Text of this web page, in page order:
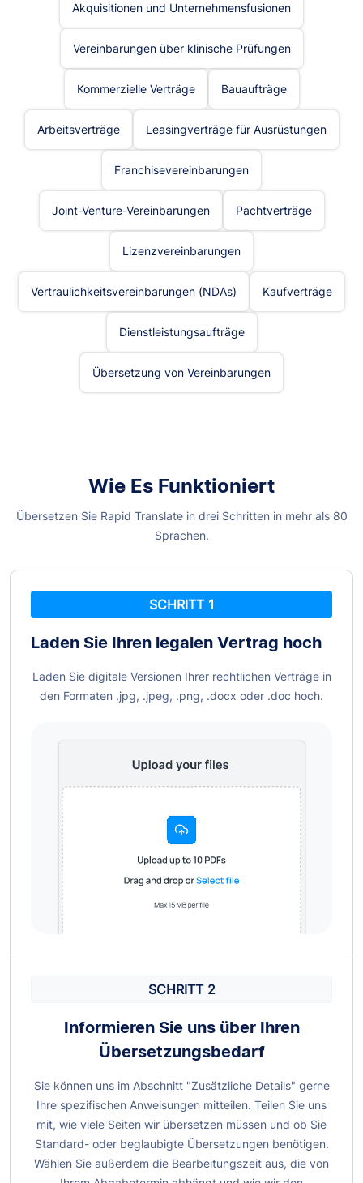
Akquisitionen und Unternehmensfusionen
Vereinbarungen über klinische Prüfungen
Kommerzielle Verträge Bauaufträge
Arbeitsverträge Leasingverträge für Ausrüstungen
Franchisevereinbarungen
Joint-Venture-Vereinbarungen Pachtverträge
Lizenzvereinbarungen
Vertraulichkeitsvereinbarungen (NDAs) Kaufverträge
Dienstleistungsaufträge
Übersetzung von Vereinbarungen
Wie Es Funktioniert
Übersetzen Sie Rapid Translate in drei Schritten in mehr als 80
Sprachen.
SCHRITT 1
Laden Sie Ihren legalen Vertrag hoch
Laden Sie digitale Versionen Ihrer rechtlichen Verträge in
den Formaten .jpg, .jpeg, .png, .docx oder .doc hoch.
SCHRITT 2
Informieren Sie uns über Ihren
Übersetzungsbedarf
Sie können uns im Abschnitt "Zusätzliche Details" gerne
Ihre spezifischen Anweisungen mitteilen. Teilen Sie uns
mit, wie viele Seiten wir übersetzen müssen und ob Sie
Standard- oder beglaubigte Übersetzungen benötigen.
Wählen Sie außerdem die Bearbeitungszeit aus, die von